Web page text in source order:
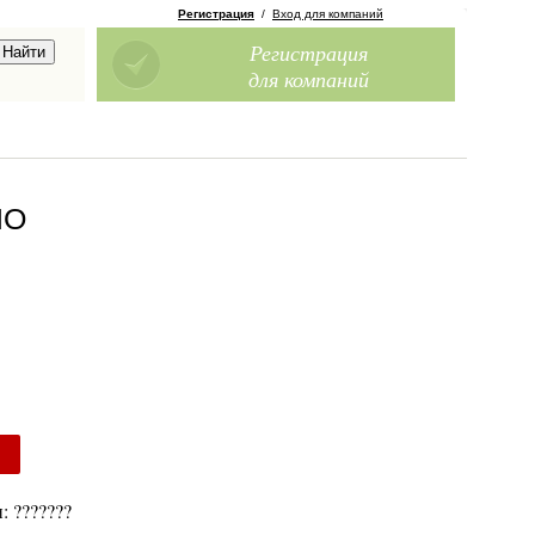
Регистрация / Вход для компаний
Регистрация
для компаний